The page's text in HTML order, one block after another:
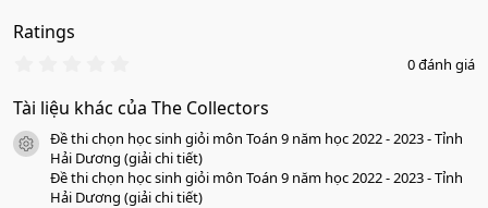
Ratings
0
0
a
o
0 đánh giá
Tài liệu khác của The Collectors
icon tài liệu
Đề thi chọn học sinh giỏi môn Toán 9 năm học 2022 - 2023 - Tỉnh
Hải Dương (giải chi tiết)
Đề thi chọn học sinh giỏi môn Toán 9 năm học 2022 - 2023 - Tỉnh
Hải Dương (giải chi tiết)